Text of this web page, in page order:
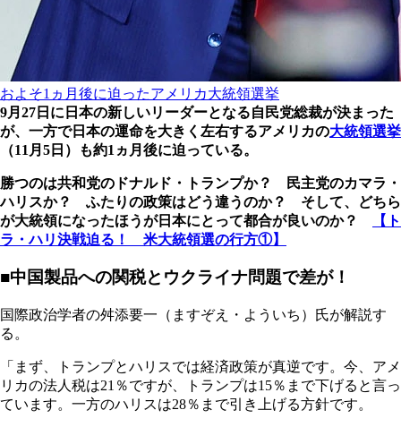
およそ1ヵ月後に迫ったアメリカ大統領選挙
9月27日に日本の新しいリーダーとなる自民党総裁が決まった
が、一方で日本の運命を大きく左右するアメリカの大統領選挙
（11月5日）も約1ヵ月後に迫っている。
勝つのは共和党のドナルド・トランプか？ 民主党のカマラ・
ハリスか？ ふたりの政策はどう違うのか？ そして、どちら
が大統領になったほうが日本にとって都合が良いのか？
【ト
ラ・ハリ決戦迫る！ 米大統領選の行方①】
■中国製品への関税とウクライナ問題で差が！
国際政治学者の舛添要一（ますぞえ・よういち）氏が解説す
る。
「まず、トランプとハリスでは経済政策が真逆です。今、アメ
リカの法人税は21％ですが、トランプは15％まで下げると言っ
ています。一方のハリスは28％まで引き上げる方針です。